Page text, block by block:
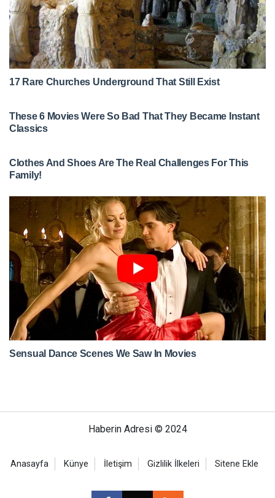
Haberin Adresi © 2024
Anasayfa Künye İletişim Gizlilik İlkeleri Sitene Ekle